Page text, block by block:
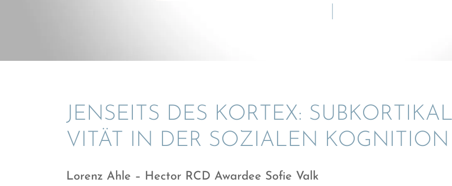
JENSEITS DES KORTEX:
VI­TÄT IN DER SOZIA­LEN KOGNITION
Lorenz Ahle – Hector RCD Awardee Sofie Valk